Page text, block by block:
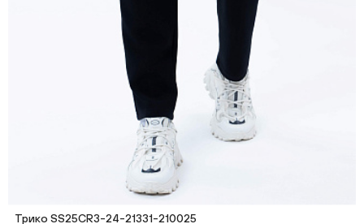
Трико SS25CR3-24-21331-210025